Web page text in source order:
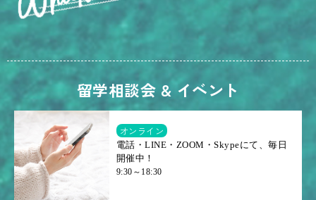
留学相談会 & イベント
オンライン
電話・LINE・ZOOM・Skypeにて、毎日
開催中！
9:30～18:30